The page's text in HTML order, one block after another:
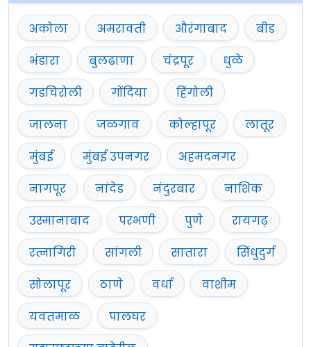
अकोला अमरावती औरंगाबाद
बीड
भंडारा
बुलढाणा चंद्रपूर
धुळे
गडचिरोली
गोंदिया
हिंगोली
जालना
जळगाव कोल्हापूर
लातूर
मुंबई
मुंबई उपनगर
अहमदनगर
नागपूर
नांदेड नंदुरबार
नाशिक
उस्मानाबाद
परभणी पुणे
रायगढ़
रत्नागिरी
सांगली सातारा
सिंधुदुर्ग
सोलापूर
ठाणे वर्धा
वाशीम
यवतमाळ
पालघर